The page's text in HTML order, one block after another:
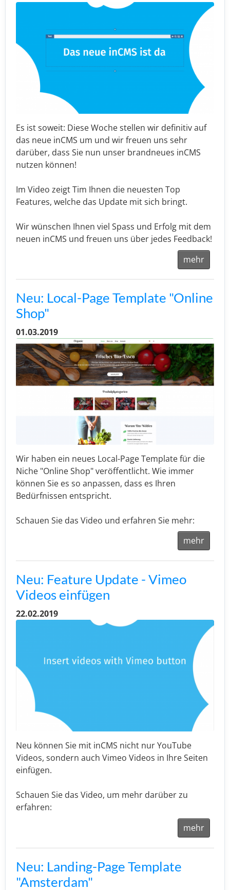
Es ist soweit: Diese Woche stellen wir definitiv auf
das neue inCMS um und wir freuen uns sehr
darüber, dass Sie nun unser brandneues inCMS
nutzen können!
Im Video zeigt Tim Ihnen die neuesten Top
Features, welche das Update mit sich bringt.
Wir wünschen Ihnen viel Spass und Erfolg mit dem
neuen inCMS und freuen uns über jedes Feedback!
mehr
Neu: Local-Page Template "Online
Shop"
01.03.2019
Wir haben ein neues Local-Page Template für die
Niche "Online Shop" veröffentlicht. Wie immer
können Sie es so anpassen, dass es Ihren
Bedürfnissen entspricht.
Schauen Sie das Video und erfahren Sie mehr:
mehr
Neu: Feature Update - Vimeo
Videos einfügen
22.02.2019
Neu können Sie mit inCMS nicht nur YouTube
Videos, sondern auch Vimeo Videos in Ihre Seiten
einfügen.
Schauen Sie das Video, um mehr darüber zu
erfahren:
mehr
Neu: Landing-Page Template
"Amsterdam"